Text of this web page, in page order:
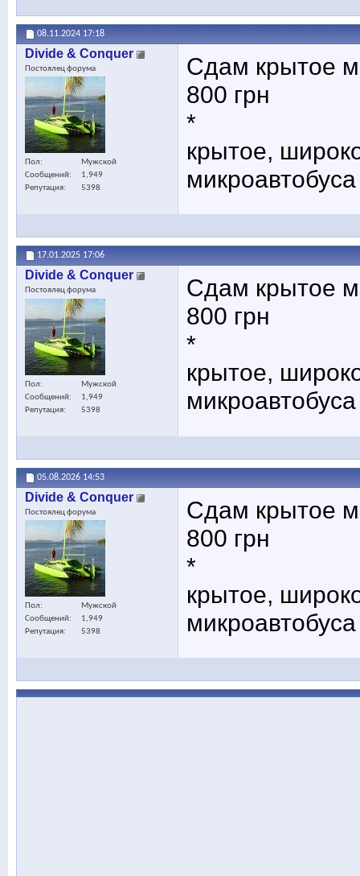
08.11.2024 17:18
Divide & Conquer
Постоялец форума
Пол
Мужской
Сообщений
1,949
Репутация
5398
Сдам крытое
800 грн
*
крытое,
микроавтобуса
17.01.2025 17:06
Divide & Conquer
Постоялец форума
Пол
Мужской
Сообщений
1,949
Репутация
5398
Сдам крытое
800 грн
*
крытое,
микроавтобуса
05.08.2026 14:53
Divide & Conquer
Постоялец форума
Пол
Мужской
Сообщений
1,949
Репутация
5398
Сдам крытое
800 грн
*
крытое,
микроавтобуса